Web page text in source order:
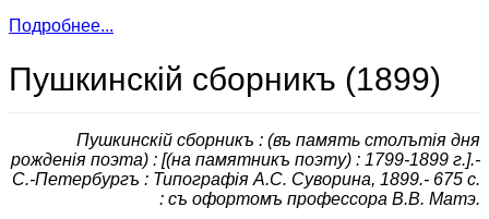
Подробнее...
Пушкинскiй сборникъ (1899)
Пушкинскiй сборникъ : (въ память столътiя дня
рожденiя поэта) : [(на памятникъ поэту) : 1799-1899 г.].-
С.-Петербургъ : Типографiя А.С. Суворина, 1899.- 675 с.
: съ офортомъ профессора В.В. Матэ.